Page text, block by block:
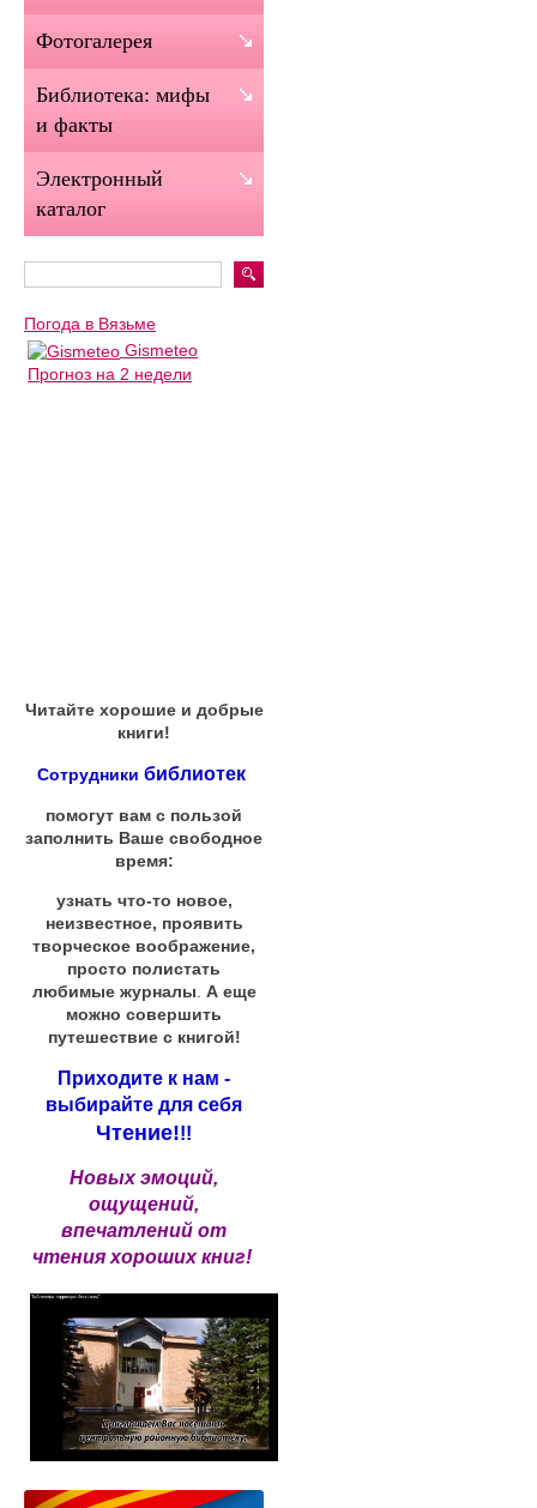
Фотогалерея
Библиотека: мифы
и факты
Электронный
каталог
Погода в Вязьме
Gismeteo
Прогноз на 2 недели
Читайте хорошие и добрые
книги!
Сотрудники библиотек
помогут вам с пользой
заполнить Ваше свободное
время:
узнать что-то новое,
неизвестное, проявить
творческое воображение,
просто полистать
любимые журналы А еще
можно совершить
путешествие с книгой!
Приходите к нам -
выбирайте для себя
Чтение!!!
Новых эмоций,
ощущений,
впечатлений от
чтения хороших книг!